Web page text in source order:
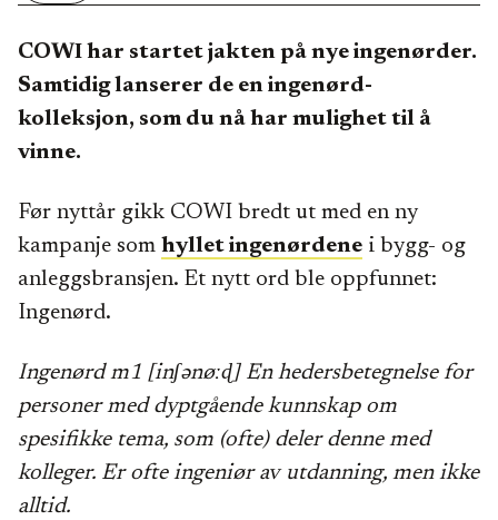
COWI har startet jakten på nye ingenørder.
Samtidig lanserer de en ingenørd-
kolleksjon, som du nå har mulighet til å
vinne.
Før nyttår gikk COWI bredt ut med en ny
kampanje som hyllet ingenørdene i bygg- og
anleggsbransjen. Et nytt ord ble oppfunnet:
Ingenørd.
Ingenørd m1 [inʃənøːɖ] En hedersbetegnelse for
personer med dyptgående kunnskap om
spesifikke tema, som (ofte) deler denne med
kolleger. Er ofte ingeniør av utdanning, men ikke
alltid.